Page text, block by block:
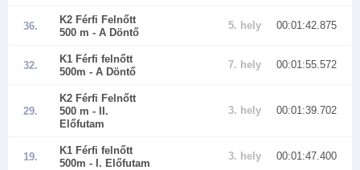
36.
K2 Férfi Felnőtt
500 m - A Döntő
5. hely 00:01:42.875
32.
K1 Férfi felnőtt
500m - A Döntő
7. hely 00:01:55.572
29.
K2 Férfi Felnőtt
500 m - II.
Előfutam
3. hely 00:01:39.702
19.
K1 Férfi felnőtt
500m - I. Előfutam
3. hely 00:01:47.400